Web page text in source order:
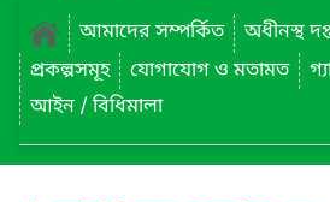
আমাদের সম্পর্কিত
অধীনস্থ
প্রকল্পসমূহ
যোগাযোগ ও মতামত
আইন / বিধিমালা